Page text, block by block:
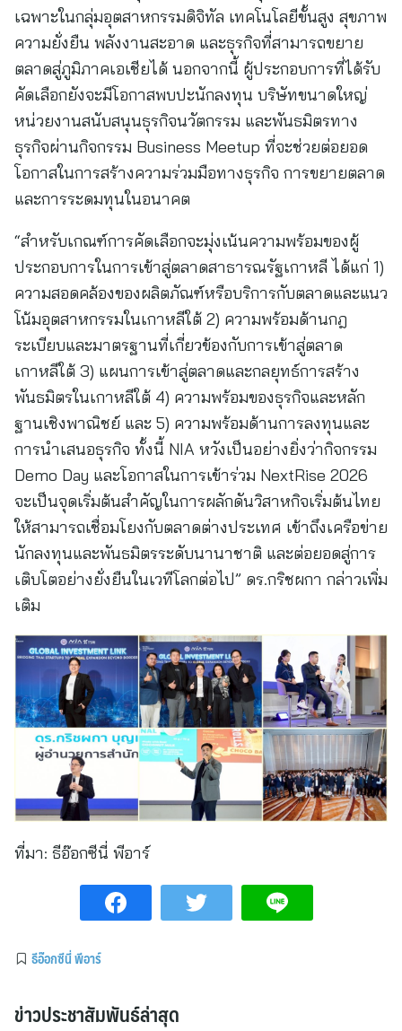
เฉพาะในกลุ่มอุตสาหกรรมดิจิทัล เทคโนโลยีขั้นสูง สุขภาพ
ความยั่งยืน พลังงานสะอาด และธุรกิจที่สามารถขยาย
ตลาดสู่ภูมิภาคเอเชียได้ นอกจากนี้ ผู้ประกอบการที่ได้รับ
คัดเลือกยังจะมีโอกาสพบปะนักลงทุน บริษัทขนาดใหญ่
หน่วยงานสนับสนุนธุรกิจนวัตกรรม และพันธมิตรทาง
ธุรกิจผ่านกิจกรรม Business Meetup ที่จะช่วยต่อยอด
โอกาสในการสร้างความร่วมมือทางธุรกิจ การขยายตลาด
และการระดมทุนในอนาคต
“สำหรับเกณฑ์การคัดเลือกจะมุ่งเน้นความพร้อมของผู้
ประกอบการในการเข้าสู่ตลาดสาธารณรัฐเกาหลี ได้แก่ 1)
ความสอดคล้องของผลิตภัณฑ์หรือบริการกับตลาดและแนว
โน้มอุตสาหกรรมในเกาหลีใต้ 2) ความพร้อมด้านกฎ
ระเบียบและมาตรฐานที่เกี่ยวข้องกับการเข้าสู่ตลาด
เกาหลีใต้ 3) แผนการเข้าสู่ตลาดและกลยุทธ์การสร้าง
พันธมิตรในเกาหลีใต้ 4) ความพร้อมของธุรกิจและหลัก
ฐานเชิงพาณิชย์ และ 5) ความพร้อมด้านการลงทุนและ
การนำเสนอธุรกิจ ทั้งนี้ NIA หวังเป็นอย่างยิ่งว่ากิจกรรม
Demo Day และโอกาสในการเข้าร่วม NextRise 2026
จะเป็นจุดเริ่มต้นสำคัญในการผลักดันวิสาหกิจเริ่มต้นไทย
ให้สามารถเชื่อมโยงกับตลาดต่างประเทศ เข้าถึงเครือข่าย
นักลงทุนและพันธมิตรระดับนานาชาติ และต่อยอดสู่การ
เติบโตอย่างยั่งยืนในเวทีโลกต่อไป” ดร.กริชผกา กล่าวเพิ่ม
เติม
ที่มา: ธีอ๊อกซีนี่ พีอาร์
ธีอ๊อกซีนี่ พีอาร์
ข่าวประชาสัมพันธ์ล่าสุด